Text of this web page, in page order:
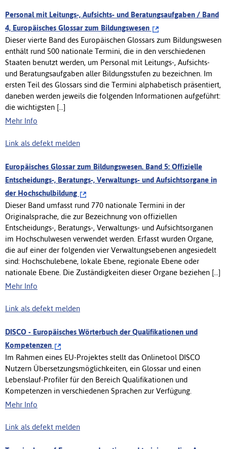
Personal mit Leitungs-, Aufsichts- und Beratungsaufgaben / Band
4, Europäisches Glossar zum Bildungswesen
Dieser vierte Band des Europäischen Glossars zum Bildungswesen
enthält rund 500 nationale Termini, die in den verschiedenen
Staaten benutzt werden, um Personal mit Leitungs-, Aufsichts-
und Beratungsaufgaben aller Bildungsstufen zu bezeichnen. Im
ersten Teil des Glossars sind die Termini alphabetisch präsentiert,
daneben werden jeweils die folgenden Informationen aufgeführt:
die wichtigsten [...]
Mehr Info
Link als defekt melden
Europäisches Glossar zum Bildungswesen. Band 5: Offizielle
Entscheidungs-, Beratungs-, Verwaltungs- und Aufsichtsorgane in
der Hochschulbildung
Dieser Band umfasst rund 770 nationale Termini in der
Originalsprache, die zur Bezeichnung von offiziellen
Entscheidungs-, Beratungs-, Verwaltungs- und Aufsichtsorganen
im Hochschulwesen verwendet werden. Erfasst wurden Organe,
die auf einer der folgenden vier Verwaltungsebenen angesiedelt
sind: Hochschulebene, lokale Ebene, regionale Ebene oder
nationale Ebene. Die Zuständigkeiten dieser Organe beziehen [...]
Mehr Info
Link als defekt melden
DISCO - Europäisches Wörterbuch der Qualifikationen und
Kompetenzen
Im Rahmen eines EU-Projektes stellt das Onlinetool DISCO
Nutzern Übersetzungsmöglichkeiten, ein Glossar und einen
Lebenslauf-Profiler für den Bereich Qualifikationen und
Kompetenzen in verschiedenen Sprachen zur Verfügung.
Mehr Info
Link als defekt melden